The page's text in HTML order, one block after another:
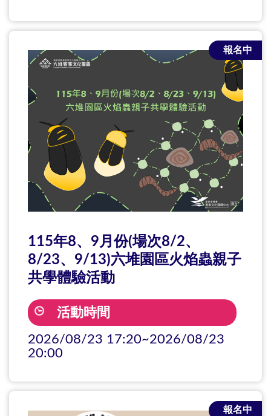
報名中
115年8、9月份(場次8/2、
8/23、9/13)六堆園區火焰蟲親子
共學體驗活動
活動時間
2026/08/23 17:20~2026/08/23
20:00
報名中